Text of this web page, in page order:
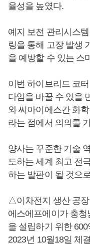
율성을 높였다.
예지 보전 관리시스
링을 통해 고장 발생
을 예방할 수 있는 스
이번 하이브리드 코
다임을 바꿀 수 있을
와 씨아이에스간 화
라는 점에서 의의를
양사는 꾸준한 기술
도하는 세계 최고 전
하는 발판이 될 것으
△이차전지 생산 공
에스에프에이가 충
을 설립하기 위한
2023년 10월18일 체